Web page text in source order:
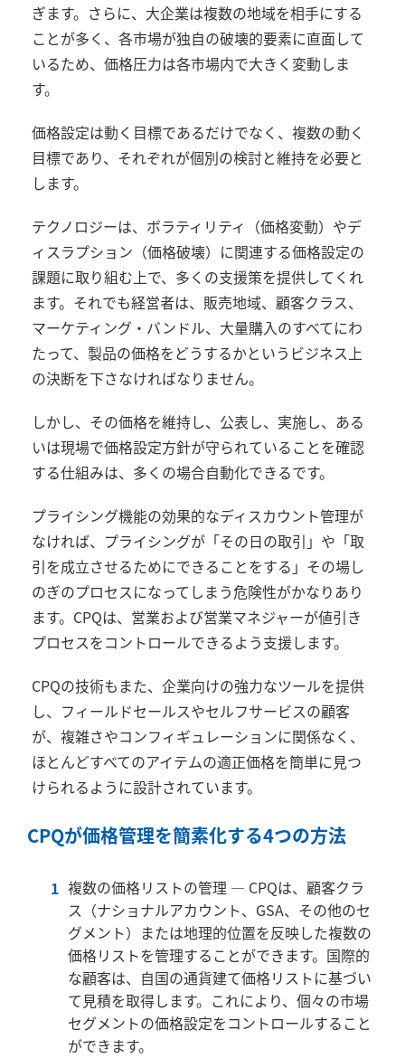
ぎます。さらに、大企業は複数の地域を相手にする
ことが多く、各市場が独自の破壊的要素に直面して
いるため、価格圧力は各市場内で大きく変動しま
す。
価格設定は動く目標であるだけでなく、複数の動く
目標であり、それぞれが個別の検討と維持を必要と
します。
テクノロジーは、ボラティリティ（価格変動）やデ
ィスラプション（価格破壊）に関連する価格設定の
課題に取り組む上で、多くの支援策を提供してくれ
ます。それでも経営者は、販売地域、顧客クラス、
マーケティング・バンドル、大量購入のすべてにわ
たって、製品の価格をどうするかというビジネス上
の決断を下さなければなりません。
しかし、その価格を維持し、公表し、実施し、ある
いは現場で価格設定方針が守られていることを確認
する仕組みは、多くの場合自動化できるです。
プライシング機能の効果的なディスカウント管理が
なければ、プライシングが「その日の取引」や「取
引を成立させるためにできることをする」その場し
のぎのプロセスになってしまう危険性がかなりあり
ます。 CPQは、営業および営業マネジャーが値引き
プロセスをコントロールできるよう支援します。
CPQの技術もまた、企業向けの強力なツールを提供
し、フィールドセールスやセルフサービスの顧客
が、複雑さやコンフィギュレーションに関係なく、
ほとんどすべてのアイテムの適正価格を簡単に見つ
けられるように設計されています。
CPQが価格管理を簡素化する4つの方法
複数の価格リストの管理 ― CPQは、顧客クラ
ス（ナショナルアカウント、 GSA、その他のセ
グメント）または地理的位置を反映した複数の
価格リストを管理することができます。国際的
な顧客は、自国の通貨建て価格リストに基づい
て見積を取得します。これにより、個々の市場
セグメントの価格設定をコントロールすること
ができます。